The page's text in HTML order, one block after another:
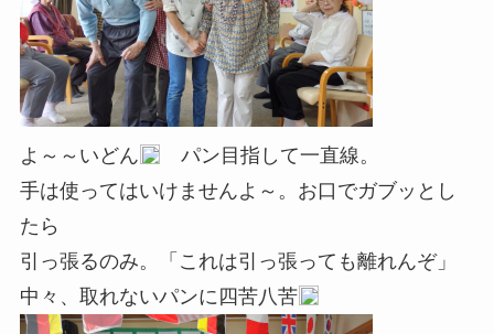
よ～～いどん
パン目指して一直線。
手は使ってはいけませんよ～。お口でガブッとし
たら
引っ張るのみ。「これは引っ張っても離れんぞ」
中々、取れないパンに四苦八苦